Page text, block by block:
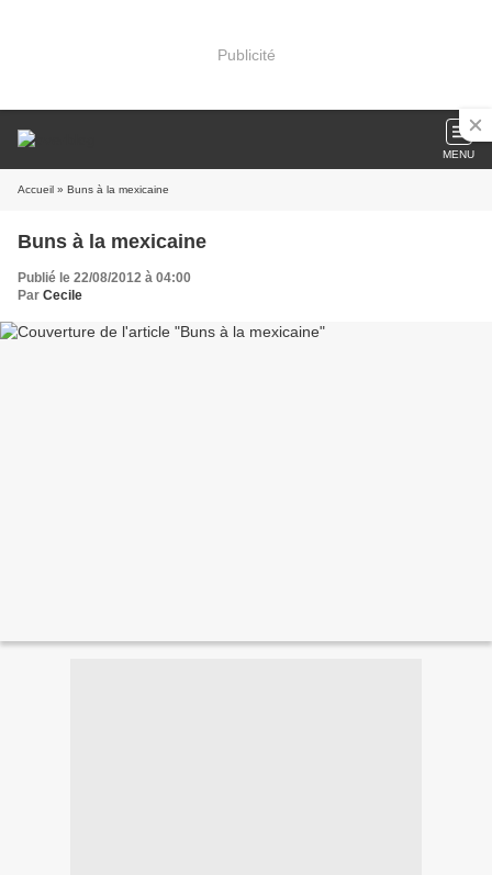
Publicité
MENU
Accueil » Buns à la mexicaine
Buns à la mexicaine
Publié le 22/08/2012 à 04:00
Par Cecile